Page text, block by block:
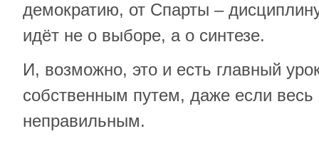
демократию, от Спарты –
идёт не о выборе, а о синтезе.
И, возможно, это и есть главный
собственным путем, даже если весь
неправильным.